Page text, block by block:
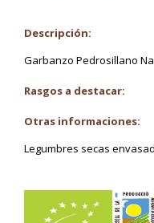
Descripción:
Garbanzo Pedrosillano
Rasgos a destacar:
Otras informaciones:
Legumbres secas